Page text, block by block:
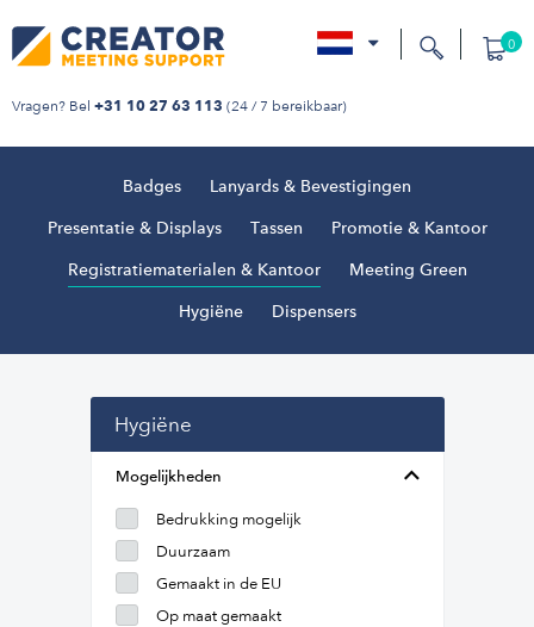
Vragen? Bel +31 10 27 63 113 (24 / 7 bereikbaar)
0
Badges Lanyards & Bevestigingen
Presentatie & Displays Tassen Promotie & Kantoor
Registratiematerialen & Kantoor Meeting Green
Hygiëne Dispensers
Hygiëne
Mogelijkheden
Bedrukking mogelijk
Duurzaam
Gemaakt in de EU
Op maat gemaakt